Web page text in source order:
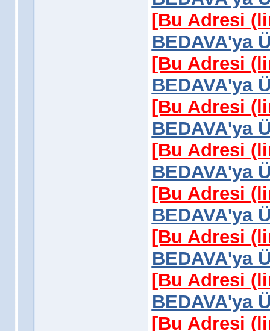
[Bu Adresi
BEDAVA'ya
[Bu Adresi
BEDAVA'ya
[Bu Adresi
BEDAVA'ya
[Bu Adresi
BEDAVA'ya
[Bu Adresi
BEDAVA'ya
[Bu Adresi
BEDAVA'ya
[Bu Adresi
BEDAVA'ya
[Bu Adresi